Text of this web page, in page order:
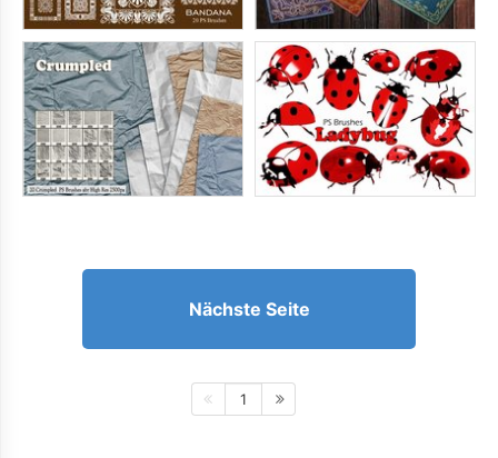
Nächste Seite
1